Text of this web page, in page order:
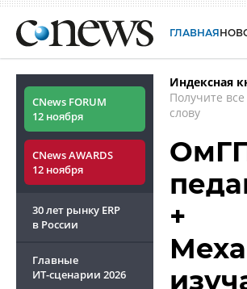
ГЛАВНАЯ
CNews FORUM
12 ноября
CNews AWARDS
12 ноября
30 лет рынку ERP
в России
Главные
ИТ-сценарии 2026
Индексная
Получите
слову
+